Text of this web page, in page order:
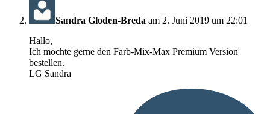
Sandra Gloden-Breda am 2. Juni 2019 um 22:01
Hallo,
Ich möchte gerne den Farb-Mix-Max Premium Version
bestellen.
LG Sandra